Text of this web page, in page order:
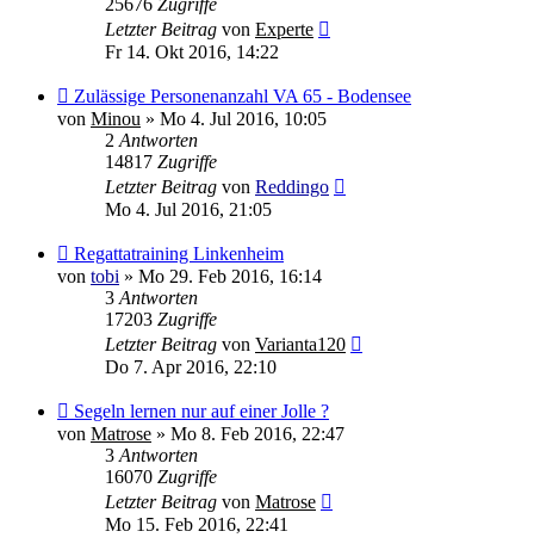
Letzter Beitrag von Experte
Fr 14. Okt 2016, 14:22
Zulässige Personenanzahl VA 65 - Bodensee
von Minou » Mo 4. Jul 2016, 10:05
2 Antworten
14817 Zugriffe
Letzter Beitrag von Reddingo
Mo 4. Jul 2016, 21:05
Regattatraining Linkenheim
von tobi » Mo 29. Feb 2016, 16:14
3 Antworten
17203 Zugriffe
Letzter Beitrag von Varianta120
Do 7. Apr 2016, 22:10
Segeln lernen nur auf einer Jolle ?
von Matrose » Mo 8. Feb 2016, 22:47
3 Antworten
16070 Zugriffe
Letzter Beitrag von Matrose
Mo 15. Feb 2016, 22:41